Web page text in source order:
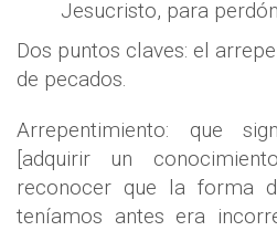
Jesucristo, para
Dos puntos claves: el
de pecados.
Arrepentimiento: que
[adquirir un
reconocer que la forma
teníamos antes era